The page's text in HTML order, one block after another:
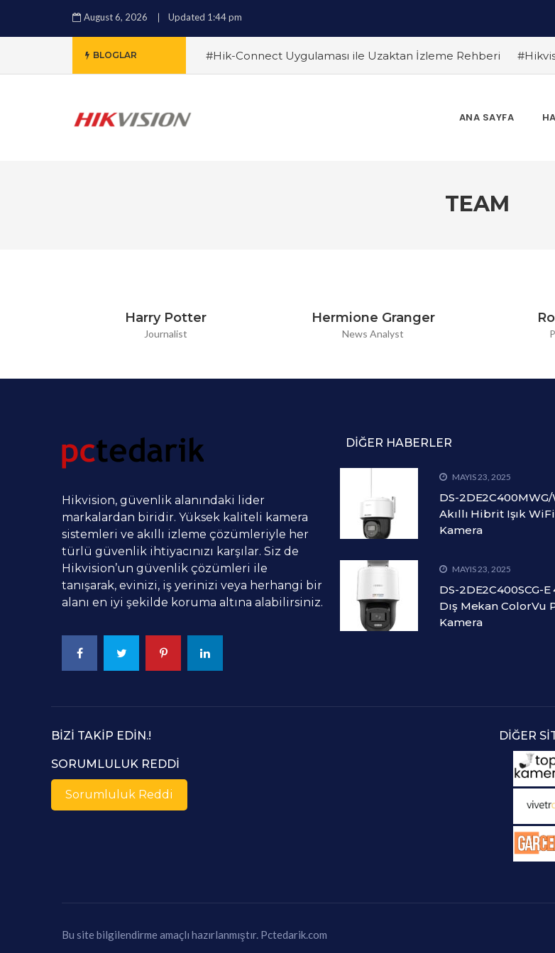
August 6, 2026 Updated 1:44 pm
BLOGLAR #Hik-Connect Uygulaması ile Uzaktan İzleme Rehberi
Sistemleri Arasındaki Farklar
#Endüstriyel Güvenlik Çözümleri
#Yapay Zeka Destekli Kamera
ANA SAYFA
TEAM
Harry Potter
Journalist
Hermione Granger
News Analyst
Hikvision, güvenlik alanındaki lider
markalardan biridir. Yüksek kaliteli kamera
sistemleri ve akıllı izleme çözümleriyle her
türlü güvenlik ihtiyacınızı karşılar. Siz de
Hikvision’un güvenlik çözümleri ile
tanışarak, evinizi, iş yerinizi veya herhangi bir
alanı en iyi şekilde koruma altına alabilirsiniz.
DIĞER HABERLER
MAYIS 23, 2025
DS-
Akıllı Hibrit Işık
Kamera
MAYIS 23, 2025
DS-2DE2C400SCG-
Dış Mekan ColorVu
Kamera
BIZI TAKIP EDIN.!
SORUMLULUK REDDI
Sorumluluk Reddi
DIĞER
Bu site bilgilendirme amaçlı hazırlanmıştır. Pctedarik.com